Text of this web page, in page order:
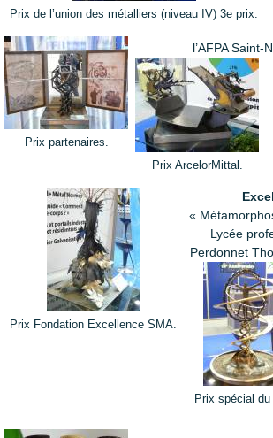
Prix de l’union des métalliers (niveau IV) 3e prix.
Prix partenaires.
l’AFPA Saint-
Prix ArcelorMittal.
Prix Fondation Excellence SMA.
«
Lycée
Perdonnet
Prix spécial du